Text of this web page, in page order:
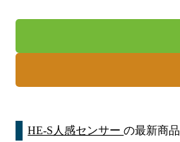
HE-S人感センサーの最新商品